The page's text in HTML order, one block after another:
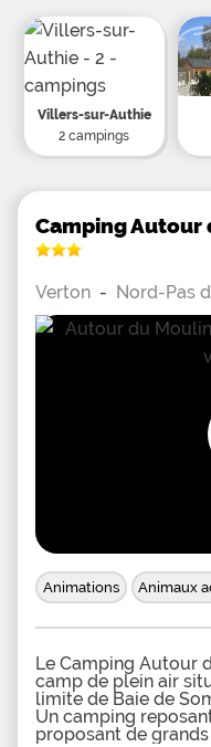
les attractions du
loin Boulogne-sur-
Nausicaa et sa vielle
Villers-sur-Authie
2 campings
Camping Autour
Verton - Nord-Pas
Animations Animaux
Le Camping Autour
camp de plein air
limite de Baie de
Un camping
proposant de